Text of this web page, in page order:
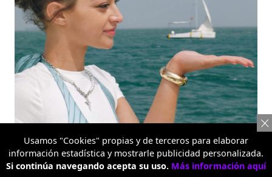
Diseño de Planetas 3D Pop
Usamos "Cookies" propias y de terceros para elaborar
información estadística y mostrarle publicidad personalizada.
Si continúa navegando acepta su uso. Más información aquí